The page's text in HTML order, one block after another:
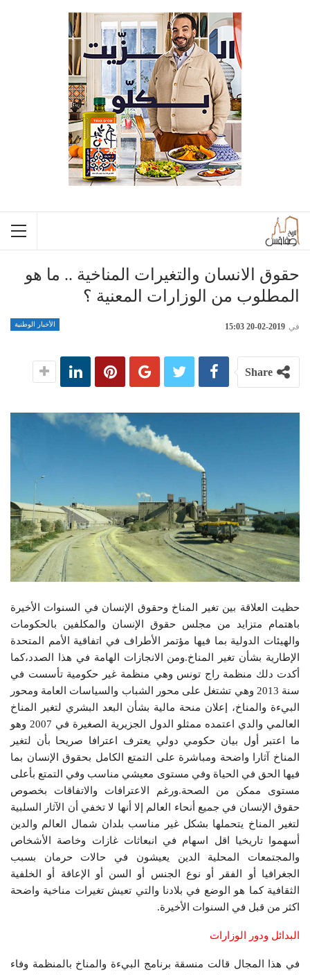
حقوق الانسان والتغيرات المناخية .. ما هو
المطلوب من الوزارات المعنية ؟
الأخبار الوطنية في 2019-02-20 15:03
Share
حظيت العلاقة بين تغير المناخ وحقوق الإنسان في السنوات الأخيرة
باهتمام متزايد من مجلس حقوق الإنسان والمكلفين بالحكومات
والهيئات الدولية بما فيها مؤتمر الأطراف في اتفاقية الأمم المتحدة
الإطارية بشأن تغير المناخ.ومن الانجازات الهامة في هذا الصدد،كما
أكدت دلك منظمة راج تونس وهي منظمة غير حكومية تأسست في
سنة 2013 وهي تشتغل على محور الشباب والسياسات العامة ومحور
البيءة والمناخ، إعلان منحة مالية بشأن البعد البشري لتغير المناخ
العالمي والدي اعتمده ممثلو الدول الجزيرية الصغيرة في 2007 وهو
ما اعتبر أول بيان حكومي دولي يعترف اعترافا صريحا بأن لتغير
المناخ آثارا واضحة ومباشرة على التمتع الكامل بحقوق الإنسان بما
فيها الحق في الحياة وفي مستوى معيشي مناسب وفي التمتع بأعلى
مستوى ممكن من الصحة.ورغم الاعترافات والاتفاقات بخصوص
حقوق الإنسان في جميع أنحاء العالم إلا أنها لا تخفي أن الآثار السلبية
لتغير المناخ يتحملها بشكل غير مناسب بلدان شمال العالم والدين
أسهموا تاريخيا اقل اسهام في انبعاثات غازات وخاصة الأشخاص
والمجتمعات المحلية الدين يعيشون في حالات حرمان بسبب
الجغرافيا أو الفقر أو نوع الجنس أو السن أو الإعاقة أو الخلفية
الثقافية كما هو الوضع في بلادنا والتي تعيش تغيرات مناخية واضحة
اكثر من قبل في السنوات الأخيرة.
البدائل ودور الوزارات
في هذا المجال قالت منسقة برنامج البيءة والمناخ بالمنظمة وفاء